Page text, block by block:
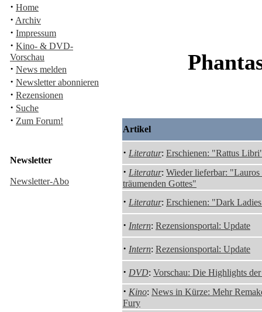
· Home
· Archiv
· Impressum
· Kino- & DVD-
Vorschau
· News melden
· Newsletter abonnieren
· Rezensionen
· Suche
· Zum Forum!
Newsletter
Newsletter-Abo
Artikel
· Literatur: Erschienen: "Rattus
· Literatur: Wieder lieferbar:
träumenden Gottes"
· Literatur: Erschienen: "Dark
· Intern: Rezensionsportal: Update
· Intern: Rezensionsportal: Update
· DVD: Vorschau: Die Highlights
· Kino: News in Kürze: Mehr
Fury